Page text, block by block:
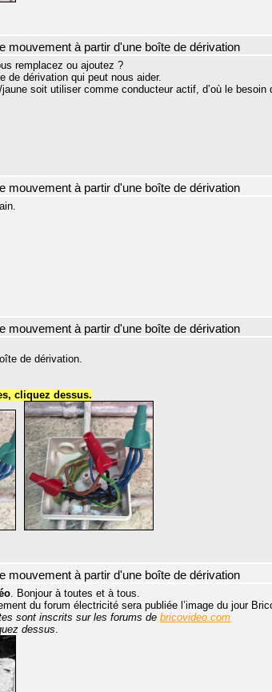
mouvement à partir d'une boîte de dérivation
remplacez ou ajoutez ?
de dérivation qui peut nous aider.
jaune soit utiliser comme conducteur actif, d’où le
mouvement à partir d'une boîte de dérivation
mouvement à partir d'une boîte de dérivation
de dérivation.
cliquez dessus.
mouvement à partir d'une boîte de dérivation
. Bonjour à toutes et à tous.
du forum électricité sera publiée l’image du jour
sont inscrits sur les forums de bricovideo.com
dessus.